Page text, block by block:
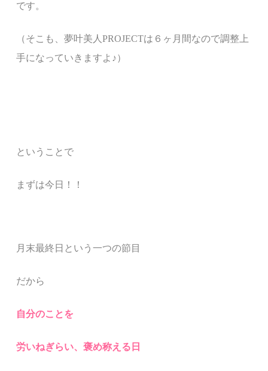
です。
（そこも、夢叶美人PROJECTは６ヶ月間なので調整上
手になっていきますよ♪）
ということで
まずは今日！！
月末最終日という一つの節目
だから
自分のことを
労いねぎらい、褒め称える日